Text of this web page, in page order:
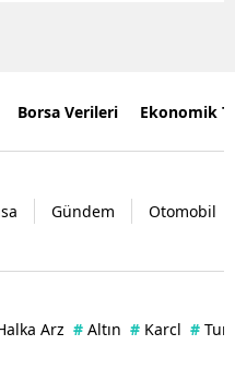
Borsa Verileri Ekonomik
Gündem Otomobil
Arz # Altın # Karcl #